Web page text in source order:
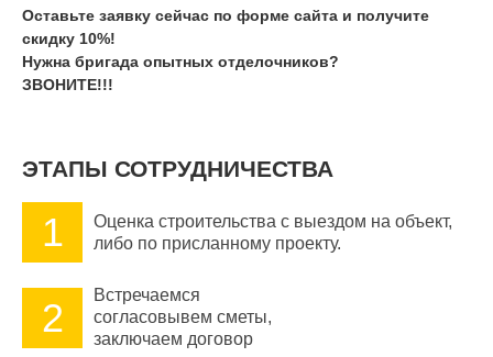
Оставьте заявку сейчас по форме сайта и получите
скидку 10%!
Нужна бригада опытных отделочников?
ЗВОНИТЕ!!!
ЭТАПЫ СОТРУДНИЧЕСТВА
1
Оценка строительства с выездом на объект,
либо по присланному проекту.
2
Встречаемся
согласовывем сметы,
заключаем договор